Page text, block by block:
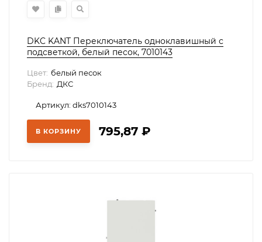
DKC KANT Переключатель одноклавишный с
подсветкой, белый песок, 7010143
Цвет: белый песок
Бренд: ДКС
Артикул: dks7010143
В КОРЗИНУ 795,87 ₽